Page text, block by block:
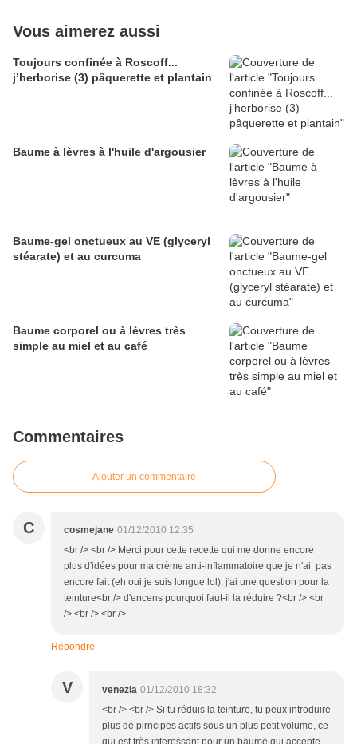
Vous aimerez aussi
Toujours confinée à Roscoff...
j’herborise (3) pâquerette et plantain
Baume à lèvres à l'huile d'argousier
Baume-gel onctueux au VE (glyceryl
stéarate) et au curcuma
Baume corporel ou à lèvres très
simple au miel et au café
Commentaires
Ajouter un commentaire
C cosmejane 01/12/2010 12:35
<br /> <br /> Merci pour cette recette qui me donne encore
plus d'idées pour ma crème anti-inflammatoire que je n'ai pas
encore fait (eh oui je suis longue lol), j'ai une question pour la
teinture<br /> d'encens pourquoi faut-il la réduire ?<br /> <br
/> <br /> <br />
Répondre
V venezia 01/12/2010 18:32
<br /> <br /> Si tu réduis la teinture, tu peux introduire
plus de pirncipes actifs sous un plus petit volume, ce
qui est très interessant pour un baume qui accepte